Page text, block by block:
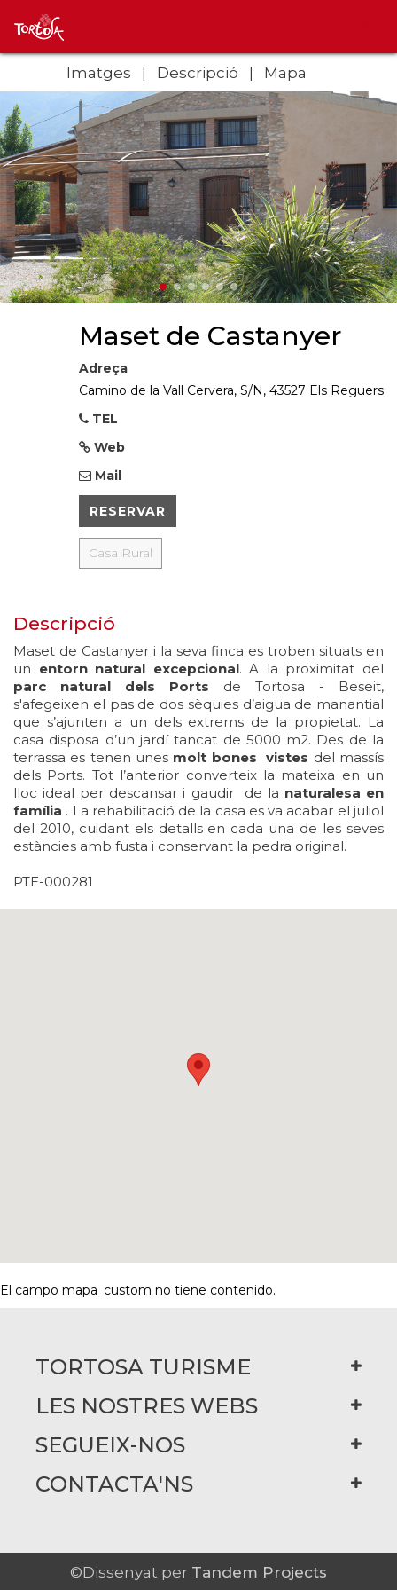
Imatges Descripció Mapa
Maset de Castanyer
Adreça
Camino de la Vall Cervera, S/N, 43527 Els Reguers
TEL
Web
Mail
RESERVAR
Casa Rural
Descripció
Maset de Castanyer i la seva finca es troben situats en
un entorn natural excepcional. A la proximitat del
parc natural dels Ports de Tortosa - Beseit,
s'afegeixen el pas de dos sèquies d’aigua de manantial
que s’ajunten a un dels extrems de la propietat. La
casa disposa d’un jardí tancat de 5000 m2. Des de la
terrassa es tenen unes molt bones vistes del massís
dels Ports. Tot l’anterior converteix la mateixa en un
lloc ideal per descansar i gaudir de la naturalesa en
família . La rehabilitació de la casa es va acabar el juliol
del 2010, cuidant els detalls en cada una de les seves
estàncies amb fusta i conservant la pedra original.
PTE-000281
El campo mapa_custom no tiene contenido.
TORTOSA TURISME
LES NOSTRES WEBS
SEGUEIX-NOS
CONTACTA'NS
©Dissenyat per Tandem Projects